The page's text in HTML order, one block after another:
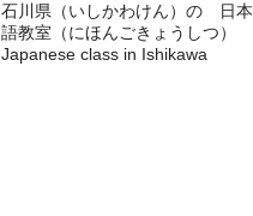
石川県（いしかわけん）の 日本
語教室（にほんごきょうしつ）
Japanese class in Ishikawa